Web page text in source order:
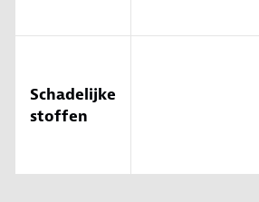
Schadelijke
stoffen